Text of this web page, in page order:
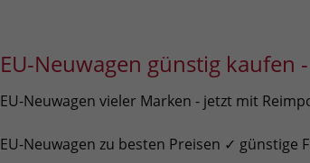
EU-Neuwagen günstig kaufen
EU-Neuwagen vieler Marken - jetzt mit
EU-Neuwagen zu besten Preisen ✓